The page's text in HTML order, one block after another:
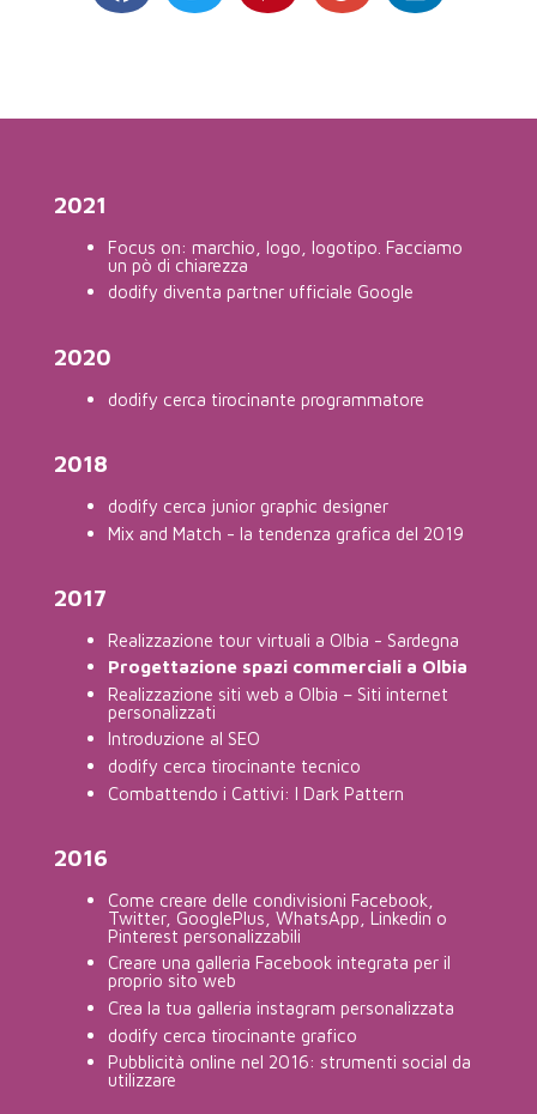
2021
Focus on: marchio, logo, logotipo. Facciamo
un pò di chiarezza
dodify diventa partner ufficiale Google
2020
dodify cerca tirocinante programmatore
2018
dodify cerca junior graphic designer
Mix and Match - la tendenza grafica del 2019
2017
Realizzazione tour virtuali a Olbia - Sardegna
Progettazione spazi commerciali a Olbia
Realizzazione siti web a Olbia – Siti internet
personalizzati
Introduzione al SEO
dodify cerca tirocinante tecnico
Combattendo i Cattivi: I Dark Pattern
2016
Come creare delle condivisioni Facebook,
Twitter, GooglePlus, WhatsApp, Linkedin o
Pinterest personalizzabili
Creare una galleria Facebook integrata per il
proprio sito web
Crea la tua galleria instagram personalizzata
dodify cerca tirocinante grafico
Pubblicità online nel 2016: strumenti social da
utilizzare